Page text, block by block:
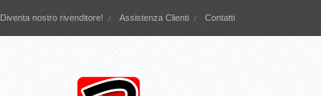
Diventa nostro rivenditore! Assistenza Clienti Contatti